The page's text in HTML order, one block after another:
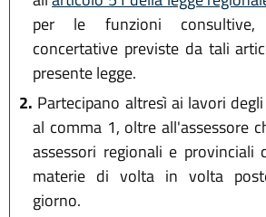
per le funzioni
concertative previste da tali
presente legge.
2. Partecipano altresì ai lavori
al comma 1, oltre all'assessore
assessori regionali e provinciali
materie di volta in volta
giorno.